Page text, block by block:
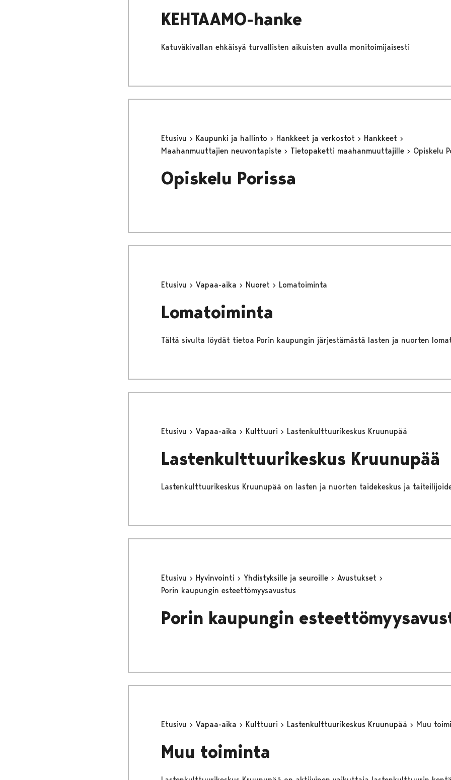
KEHTAAMO-hanke
Katuväkivallan ehkäisyä turvallisten aikuisten avulla monitoimijaisesti
Etusivu Kaupunki ja hallinto Hankkeet ja verkostot
Hankkeet
Maahanmuuttajien neuvontapiste
Tietopaketti maahanmuuttajille Opiskelu
Opiskelu Porissa
Etusivu Vapaa-aika Nuoret Lomatoiminta
Lomatoiminta
Tältä sivulta löydät tietoa Porin kaupungin järjestämästä lasten ja nuorten
Etusivu Vapaa-aika Kulttuuri Lastenkulttuurikeskus Kruunupää
Lastenkulttuurikeskus Kruunupää
Lastenkulttuurikeskus Kruunupää on lasten ja nuorten taidekeskus ja
Etusivu Hyvinvointi Yhdistyksille ja seuroille
Avustukset
Porin kaupungin esteettömyysavustus
Porin kaupungin
Etusivu Vapaa-aika Kulttuuri Lastenkulttuurikeskus Kruunupää Muu
Muu toiminta